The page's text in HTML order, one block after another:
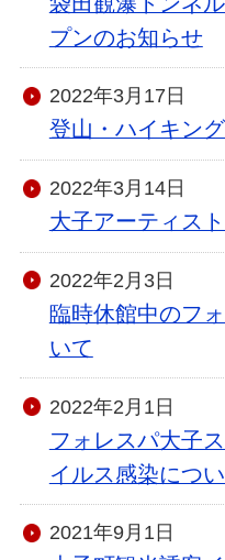
プンのお知らせ
2022年3月17日
登山・ハイキン
2022年3月14日
大子アーティス
2022年2月3日
臨時休館中のフ
いて
2022年2月1日
フォレスパ大子
イルス感染につ
2021年9月1日